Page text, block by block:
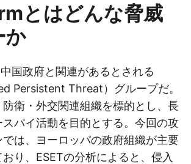
とはどんな脅威
か
国政府と関連があるとされる
Persistent Threat）グループだ。
衛・外交関連組織を標的とし、長
パイ活動を目的とする。今回の攻
は、ヨーロッパの政府組織が主要
り、ESETの分析によると、侵入